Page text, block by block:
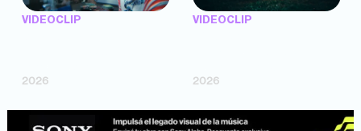
VIDEOCLIP
2026
VIDEOCLIP
2026